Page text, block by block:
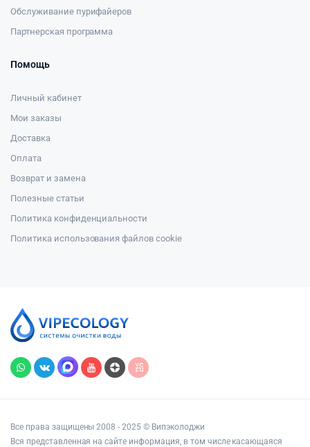
Обслуживание пурифайеров
Партнерская программа
Помощь
Личный кабинет
Мои заказы
Доставка
Оплата
Возврат и замена
Полезные статьи
Политика конфиденциальности
Политика использования файлов cookie
Все права защищены 2008 - 2025 © Випэколоджи
Вся представленная на сайте информация, в том числе касающаяся